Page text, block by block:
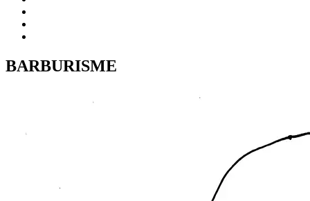
BARBURISME